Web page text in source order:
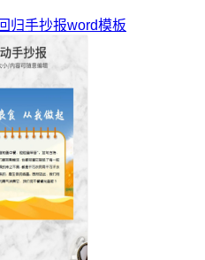
归手抄报word模板